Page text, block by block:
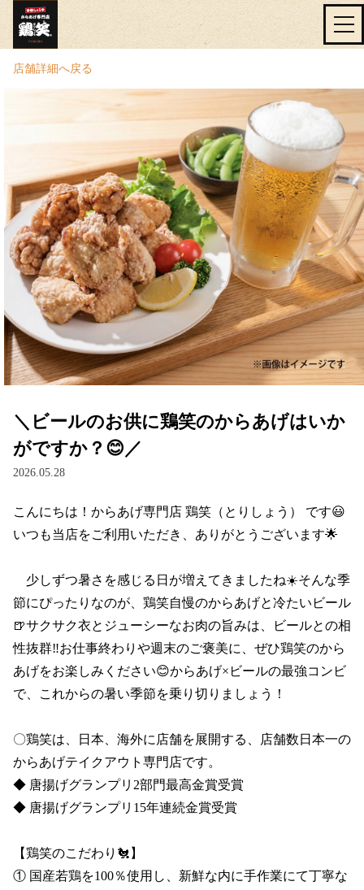
店舗詳細へ戻る
＼ビールのお供に鶏笑のからあげはいか
がですか？😊／
2026.05.28
こんにちは！からあげ専門店 鶏笑（とりしょう） です😃
いつも当店をご利用いただき、ありがとうございます🌟
少しずつ暑さを感じる日が増えてきましたね☀️そんな季
節にぴったりなのが、鶏笑自慢のからあげと冷たいビール
🍺サクサク衣とジューシーなお肉の旨みは、ビールとの相
性抜群‼お仕事終わりや週末のご褒美に、ぜひ鶏笑のから
あげをお楽しみください😊からあげ×ビールの最強コンビ
で、これからの暑い季節を乗り切りましょう！
〇鶏笑は、日本、海外に店舗を展開する、店舗数日本一の
からあげテイクアウト専門店です。
◆ 唐揚げグランプリ2部門最高金賞受賞
◆ 唐揚げグランプリ15年連続金賞受賞
【鶏笑のこだわり🐔】
① 国産若鶏を100％使用し、新鮮な内に手作業にて丁寧な